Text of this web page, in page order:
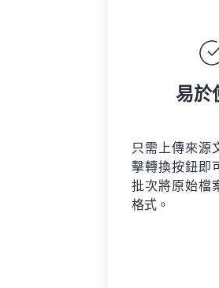
易於
只需上傳來源
擊轉換按鈕即
批次將原始檔
格式。